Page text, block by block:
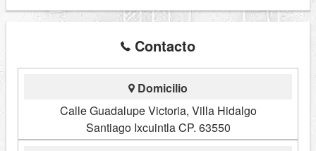
Contacto
Domicilio
Calle Guadalupe Victoria, Villa Hidalgo
Santiago Ixcuintla CP. 63550